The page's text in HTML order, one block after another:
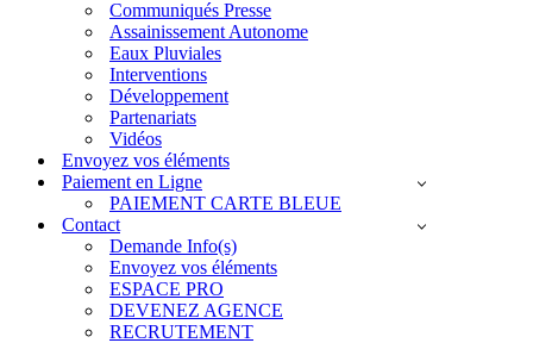
Communiqués Presse
Assainissement Autonome
Eaux Pluviales
Interventions
Développement
Partenariats
Vidéos
Envoyez vos éléments
Paiement en Ligne
PAIEMENT CARTE BLEUE
Contact
Demande Info(s)
Envoyez vos éléments
ESPACE PRO
DEVENEZ AGENCE
RECRUTEMENT